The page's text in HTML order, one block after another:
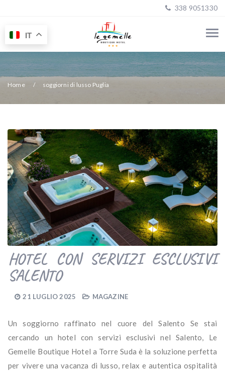
338 9051330
Home soggiorni di lusso Puglia
HOTEL CON SERVIZI ESCLUSIVI
SALENTO
21 LUGLIO 2025 MAGAZINE
Un soggiorno raffinato nel cuore del Salento Se stai
cercando un hotel con servizi esclusivi nel Salento, Le
Gemelle Boutique Hotel a Torre Suda è la soluzione perfetta
per vivere una vacanza di lusso, relax e autentica ospitalità
IT